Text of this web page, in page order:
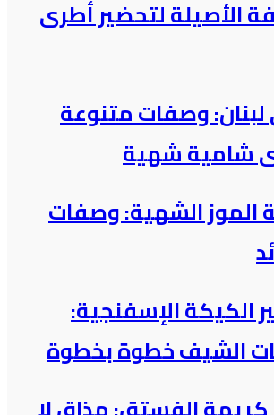
الأصيلة لتحضير أطرى
لبنان: وصفات متنوعة
شامية شهية
الشهية: وصفات
الكيكة الإسفنجية:
الشيف خطوة بخطوة